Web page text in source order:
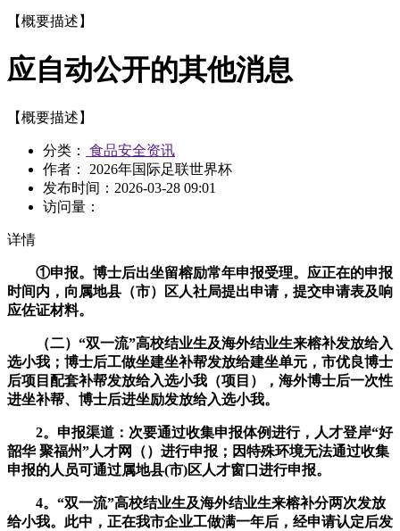
【概要描述】
应自动公开的其他消息
【概要描述】
分类：
食品安全资讯
作者： 2026年国际足联世界杯
发布时间： 2026-03-28 09:01
访问量：
详情
①申报。博士后出坐留榕励常年申报受理。应正在的申报
时间内，向属地县（市）区人社局提出申请，提交申请表及响
应佐证材料。
（二）“双一流”高校结业生及海外结业生来榕补发放给入
选小我；博士后工做坐建坐补帮发放给建坐单元，市优良博士
后项目配套补帮发放给入选小我（项目），海外博士后一次性
进坐补帮、博士后进坐励发放给入选小我。
2。申报渠道：次要通过收集申报体例进行，人才登岸“好
韶华 聚福州”人才网（）进行申报；因特殊环境无法通过收集
申报的人员可通过属地县(市)区人才窗口进行申报。
4。“双一流”高校结业生及海外结业生来榕补分两次发放
给小我。此中，正在我市企业工做满一年后，经申请认定后发